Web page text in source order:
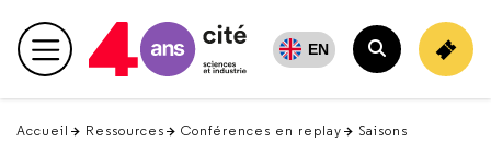
en
haut Menu principal EN
Rechercher
Accueil Ressources Conférences en replay
Saisons